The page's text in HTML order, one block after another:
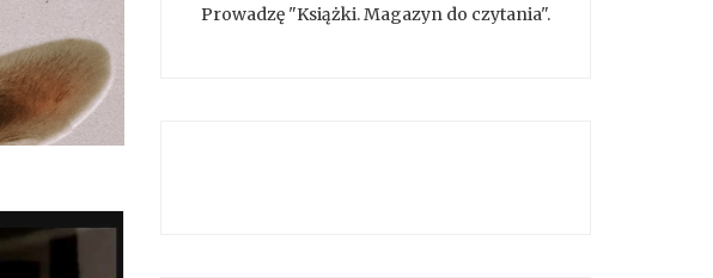
Prowadzę "Książki. Magazyn do czytania".